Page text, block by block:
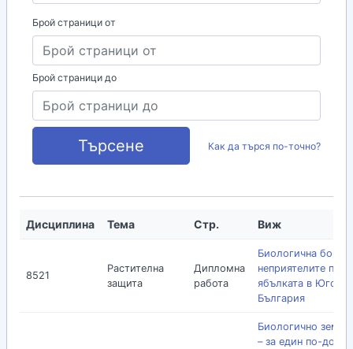
Брой страници от
Брой страници до
Търсене Как да търся по-точно?
Дисциплина Тема Стр. Виж
8521
Растителна
защита
Дипломна
работа
Биологична борба
неприятелите по
ябълката в
България
Биологично
– за един по-добър